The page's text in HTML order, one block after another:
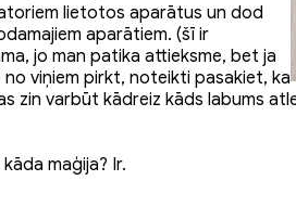
lietotos aparātus un dod
aparātiem. (šī ir
jo man patika attieksme, bet ja
viņiem pirkt, noteikti pasakiet, ka
zin varbūt kādreiz kāds labums
maģija? Ir.